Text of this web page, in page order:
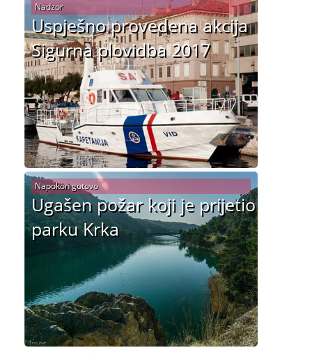
Uspješno provedena akcija
Sigurna plovidba 2017
Nadzor
Ugašen požar koji je prijetio
parku Krka
Napokon gotovo